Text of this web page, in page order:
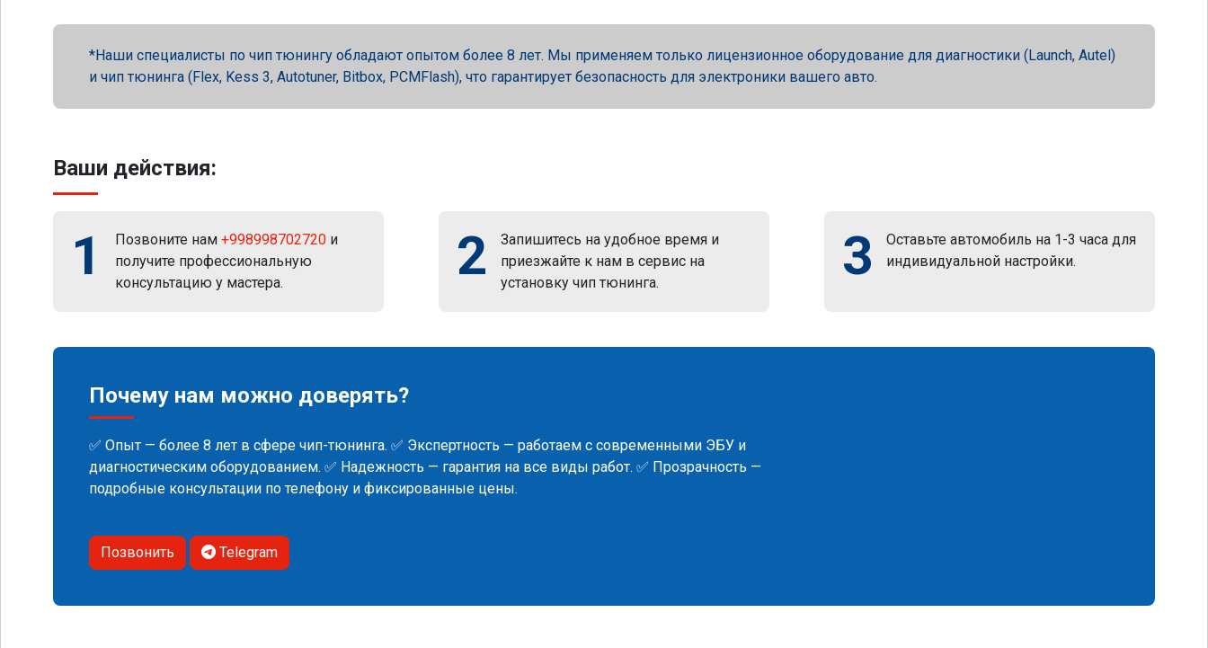
Наши специалисты по чип тюнингу обладают опытом более 8 лет. Мы применяем только лицензионное оборудование для диагностики (Launch, Autel)
и чип тюнинга (Flex, Kess 3, Autotuner, Bitbox, PCMFlash), что гарантирует безопасность для электроники вашего авто.
Ваши действия:
1 Позвоните нам +998998702720 и
получите профессиональную
консультацию у мастера.
2
Запишитесь на удобное время и
приезжайте к нам в сервис на
установку чип тюнинга.
3
Оставьте автомобиль на 1-3 часа для
индивидуальной настройки.
Почему нам можно доверять?
✅ Опыт — более 8 лет в сфере чип-тюнинга. ✅ Экспертность — работаем с современными ЭБУ и
диагностическим оборудованием. ✅ Надежность — гарантия на все виды работ. ✅ Прозрачность —
подробные консультации по телефону и фиксированные цены.
Позвонить Telegram